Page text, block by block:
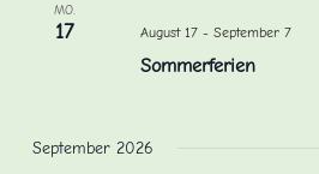
MO.
17 August 17- September 7
Sommerferien
September 2026